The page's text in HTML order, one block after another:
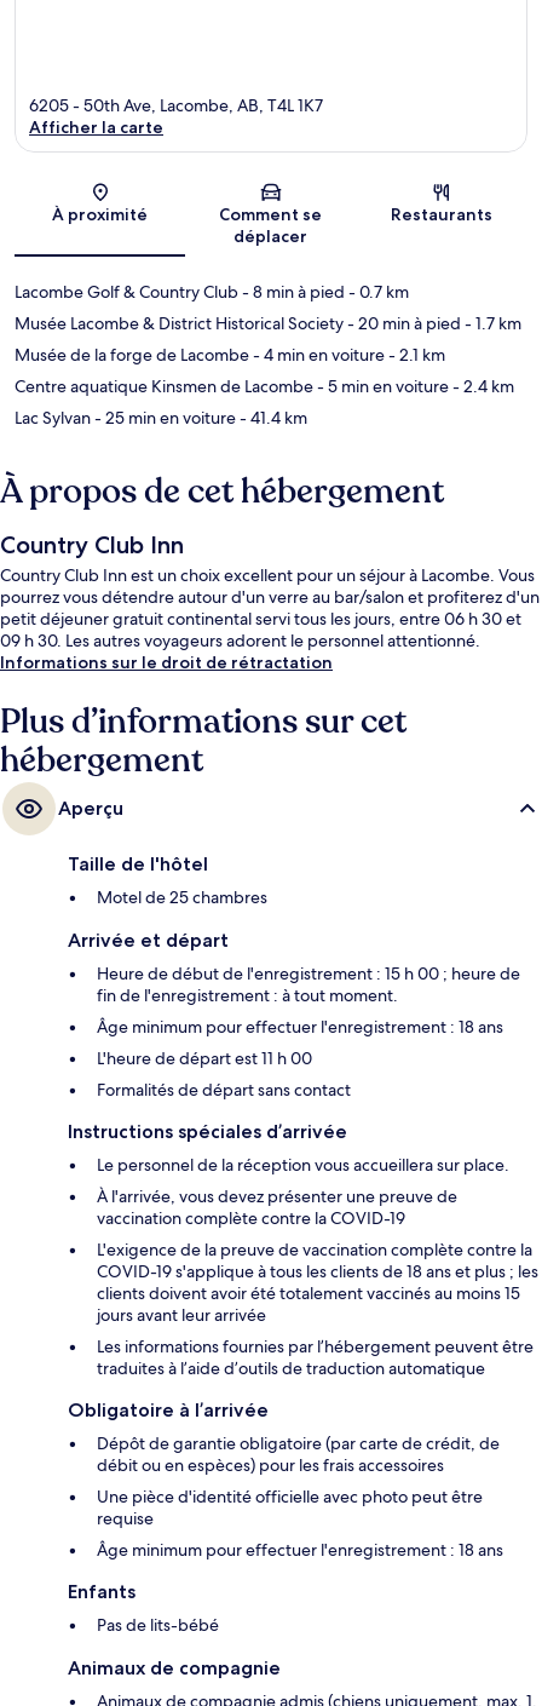
Carte
6205 - 50th Ave, Lacombe, AB, T4L 1K7
Afficher la carte
À proximité
Comment se
déplacer
Restaurants
Lacombe Golf & Country Club- 8 min à pied - 0.7 km
Musée Lacombe & District Historical Society- 20 min à pied - 1.7 km
Musée de la forge de Lacombe- 4 min en voiture- 2.1 km
Centre aquatique Kinsmen de Lacombe- 5 min en voiture- 2.4 km
Lac Sylvan- 25 min en voiture- 41.4 km
À propos de cet hébergement
Country Club Inn
Country Club Inn est un choix excellent pour un séjour à Lacombe. Vous
pourrez vous détendre autour d'un verre au bar/salon et profiterez d'un
petit déjeuner gratuit continental servi tous les jours, entre 06 h 30 et
09 h 30. Les autres voyageurs adorent le personnel attentionné.
Informations sur le droit de rétractation
Plus d’informations sur cet
hébergement
Aperçu
Taille de l'hôtel
Motel de 25 chambres
Arrivée et départ
Heure de début de l'enregistrement : 15 h 00 ; heure de
fin de l'enregistrement : à tout moment.
Âge minimum pour effectuer l'enregistrement : 18 ans
L'heure de départ est 11 h 00
Formalités de départ sans contact
Instructions spéciales d’arrivée
Le personnel de la réception vous accueillera sur place.
À l'arrivée, vous devez présenter une preuve de
vaccination complète contre la COVID-19
L'exigence de la preuve de vaccination complète contre la
COVID-19 s'applique à tous les clients de 18 ans et plus ; les
clients doivent avoir été totalement vaccinés au moins 15
jours avant leur arrivée
Les informations fournies par l’hébergement peuvent être
traduites à l’aide d’outils de traduction automatique
Obligatoire à l’arrivée
Dépôt de garantie obligatoire (par carte de crédit, de
débit ou en espèces) pour les frais accessoires
Une pièce d'identité officielle avec photo peut être
requise
Âge minimum pour effectuer l'enregistrement : 18 ans
Enfants
Pas de lits-bébé
Animaux de compagnie
Animaux de compagnie admis (chiens uniquement, max. 1,